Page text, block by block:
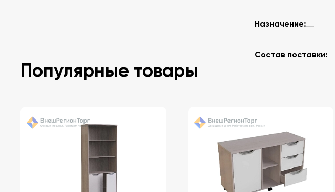
Назначение:
Состав поставки:
Популярные товары